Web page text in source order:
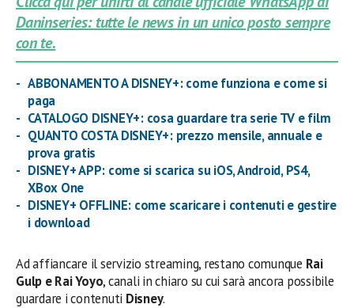
Daninseries: tutte le news in un unico posto sempre
con te.
ABBONAMENTO A DISNEY+: come funziona e come si
paga
CATALOGO DISNEY+: cosa guardare tra serie TV e film
QUANTO COSTA DISNEY+: prezzo mensile, annuale e
prova gratis
DISNEY+ APP: come si scarica su iOS, Android, PS4,
XBox One
DISNEY+ OFFLINE: come scaricare i contenuti e gestire
i download
Ad affiancare il servizio streaming, restano comunque Rai
Gulp e Rai Yoyo, canali in chiaro su cui sarà ancora possibile
guardare i contenuti Disney.